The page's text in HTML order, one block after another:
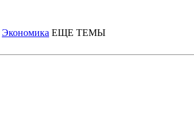
Экономика ЕЩЕ ТЕМЫ